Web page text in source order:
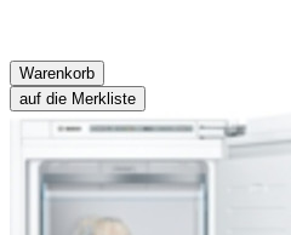
Warenkorb
auf die Merkliste